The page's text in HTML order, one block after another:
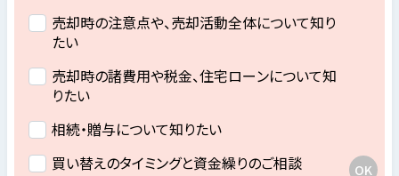
売却時の注意点や、売却活動全体について知り
たい
売却時の諸費用や税金、住宅ローンについて知
りたい
相続・贈与について知りたい
買い替えのタイミングと資金繰りのご相談